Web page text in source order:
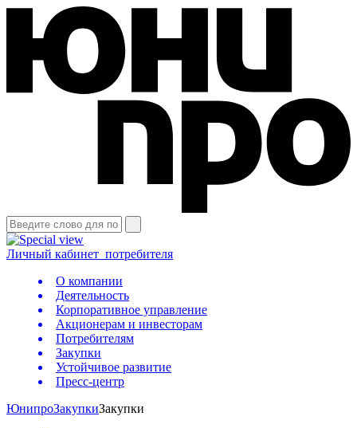
Личный кабинет потребителя
О компании
Деятельность
Корпоративное управление
Акционерам и инвесторам
Потребителям
Закупки
Устойчивое развитие
Пресс-центр
ЮнипроЗакупкиЗакупки